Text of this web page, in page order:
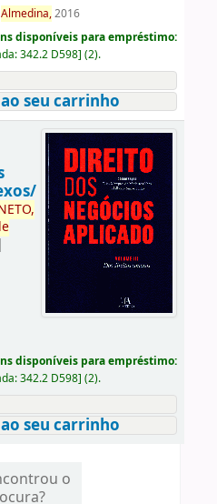
Almedina,2016
disponíveis para empréstimo:
342.2 D598] (2).
seu carrinho
|
disponíveis para empréstimo:
342.2 D598] (2).
seu carrinho
o